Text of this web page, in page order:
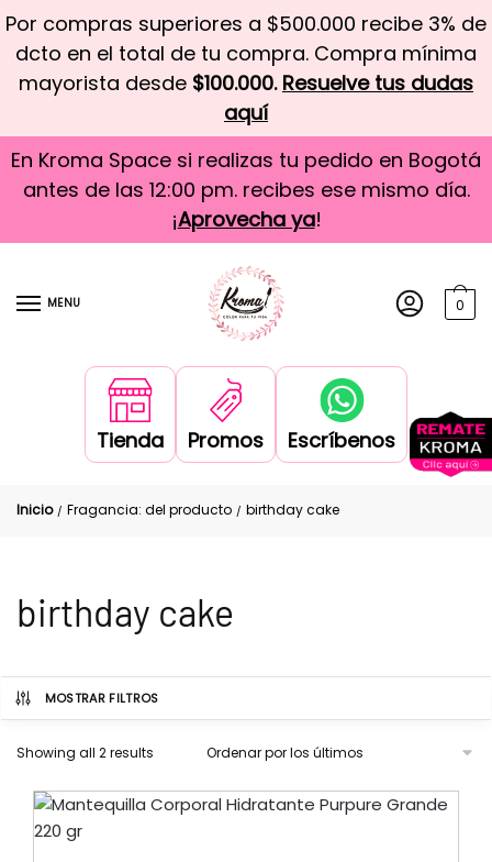
Por compras superiores a $500.000 recibe 3% de
dcto en el total de tu compra. Compra mínima
mayorista desde $100.000. Resuelve tus dudas
aquí
En Kroma Space si realizas tu pedido en Bogotá
antes de las 12:00 pm. recibes ese mismo día.
¡Aprovecha ya!
MENU 0
Tienda Promos Escríbenos
Inicio / Fragancia: del producto / birthday cake
birthday cake
MOSTRAR FILTROS
Showing all 2 results